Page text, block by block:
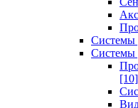
Системы
Системы
[10]